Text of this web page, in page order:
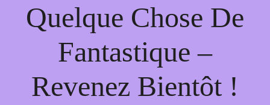
Quelque Chose De
Fantastique –
Revenez Bientôt !